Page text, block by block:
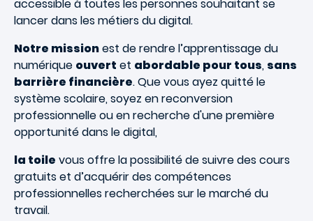
accessible à toutes les personnes souhaitant se
lancer dans les métiers du digital.
Notre missionest de rendre l’apprentissage du
numérique ouvert et abordable pour tous, sans
barrière financière. Que vous ayez quitté le
système scolaire, soyez en reconversion
professionnelle ou en recherche d'une première
opportunité dans le digital,
la toile vous offre la possibilité de suivre des cours
gratuits et d’acquérir des compétences
professionnelles recherchées sur le marché du
travail.